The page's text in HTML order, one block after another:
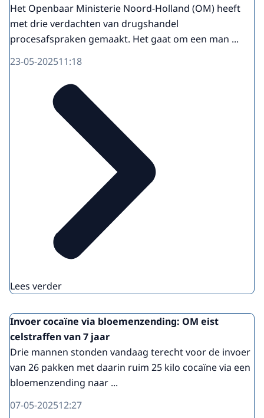
Het Openbaar Ministerie Noord-Holland (OM) heeft
met drie verdachten van drugshandel
procesafspraken gemaakt. Het gaat om een man ...
23-05-202511:18
Lees verder
Invoer cocaïne via bloemenzending: OM eist
celstraffen van 7 jaar
Drie mannen stonden vandaag terecht voor de invoer
van 26 pakken met daarin ruim 25 kilo cocaïne via een
bloemenzending naar ...
07-05-202512:27